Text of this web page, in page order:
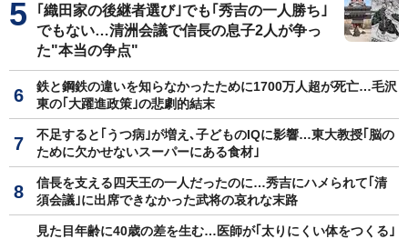
｢織田家の後継者選び｣でも｢秀吉の一人勝ち｣
でもない…清洲会議で信長の息子2人が争っ
た"本当の争点"
鉄と鋼鉄の違いを知らなかったために1700万人超が死亡…毛沢
東の｢大躍進政策｣の悲劇的結末
不足すると｢うつ病｣が増え､子どものIQに影響…東大教授｢脳の
ために欠かせないスーパーにある食材｣
信長を支える四天王の一人だったのに…秀吉にハメられて｢清
須会議｣に出席できなかった武将の哀れな末路
見た目年齢に40歳の差を生む…医師が｢太りにくい体をつくる｣